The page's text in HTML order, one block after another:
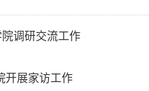
调研交流工作
开展家访工作